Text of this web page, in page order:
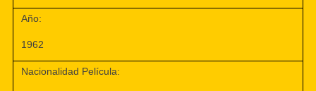
Año:
1962
Nacionalidad Película: